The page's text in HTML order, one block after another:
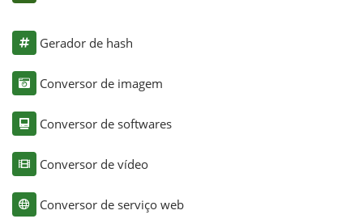
Gerador de hash
Conversor de imagem
Conversor de softwares
Conversor de vídeo
Conversor de serviço web